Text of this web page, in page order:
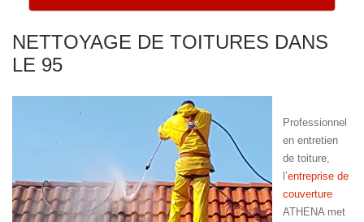
NETTOYAGE DE TOITURES DANS
LE 95
Professionnel
en entretien
de toiture,
l’entreprise de
couverture
ATHENA met